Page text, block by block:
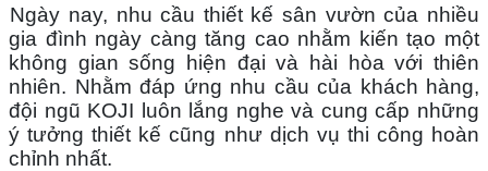
Ngày nay, nhu cầu thiết kế sân vườn của nhiều
gia đình ngày càng tăng cao nhằm kiến tạo một
không gian sống hiện đại và hài hòa với thiên
nhiên. Nhằm đáp ứng nhu cầu của khách hàng,
đội ngũ KOJI luôn lắng nghe và cung cấp những
ý tưởng thiết kế cũng như dịch vụ thi công hoàn
chỉnh nhất.